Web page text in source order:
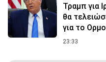
Τραμπ για
θα
για το
23:33